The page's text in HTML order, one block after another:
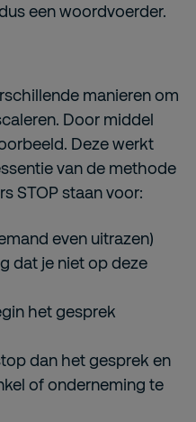
een woordvoerder.
manieren om
Door middel
Deze werkt
van de methode
STOP staan voor:
even uitrazen)
dat je niet op deze
het gesprek
dan het gesprek en
of onderneming te